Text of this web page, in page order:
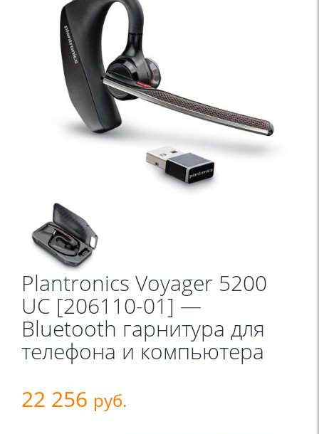
Plantronics Voyager 5200
UC [206110-01] —
Bluetooth гарнитура для
телефона и компьютера
22 256 руб.